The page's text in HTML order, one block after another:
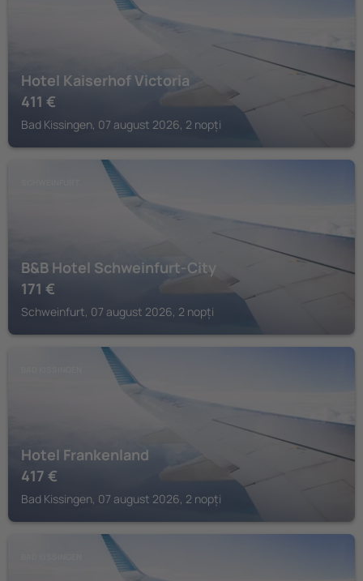
Hotel Kaiserhof Victoria
411 €
Bad Kissingen, 07 august 2026, 2 nopți
B&B Hotel Schweinfurt-City
171 €
Schweinfurt, 07 august 2026, 2 nopți
Hotel Frankenland
417 €
Bad Kissingen, 07 august 2026, 2 nopți